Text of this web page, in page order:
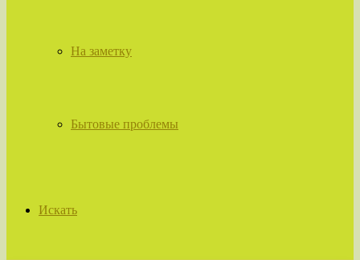
На заметку
Бытовые проблемы
Искать